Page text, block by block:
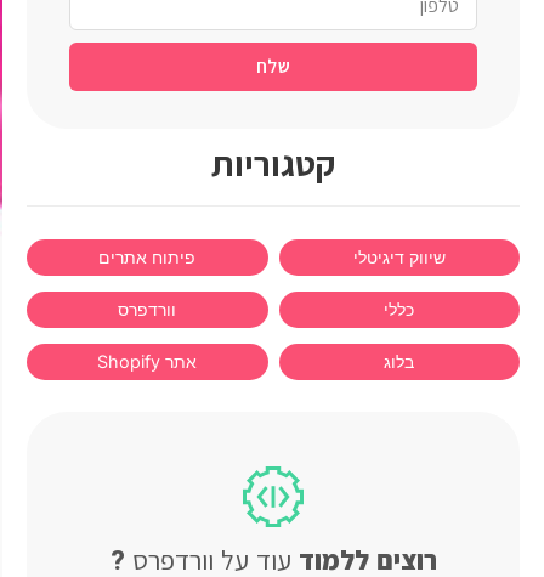
שלח
קטגוריות
שיווק דיגיטלי פיתוח אתרים
כללי וורדפרס
בלוג אתר Shopify
רוצים ללמוד עוד על וורדפרס ?